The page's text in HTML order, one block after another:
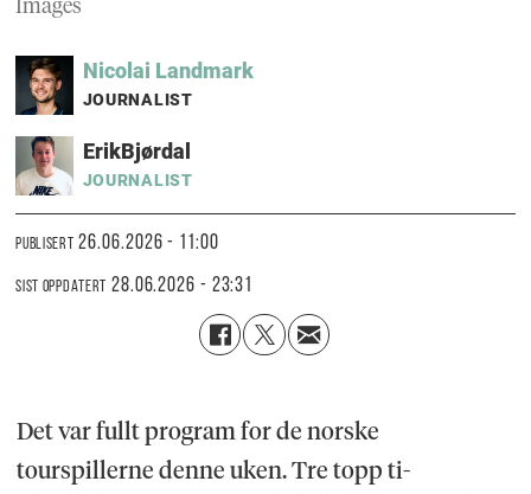
Images
Nicolai Landmark
JOURNALIST
ErikBjørdal
JOURNALIST
PUBLISERT 26.06.2026 - 11:00
SIST OPPDATERT 28.06.2026 - 23:31
Det var fullt program for de norske
tourspillerne denne uken. Tre topp ti-